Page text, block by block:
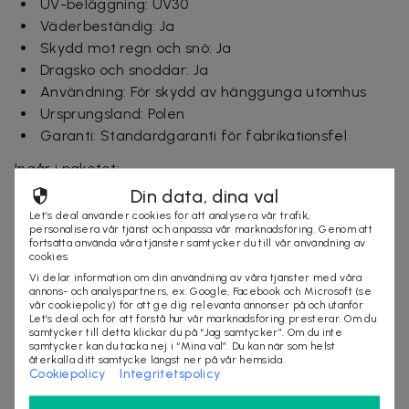
UV-beläggning: UV30
Väderbeständig: Ja
Skydd mot regn och snö: Ja
Dragsko och snoddar: Ja
Användning: För skydd av hänggunga utomhus
Ursprungsland: Polen
Garanti: Standardgaranti för fabrikationsfel
Ingår i paketet:
1 st skyddsöverdrag
1 st fodral
Säljes av
Nordmagasinet.com
Organisationsnummer:556905-5238
Din data, dina val
Let’s deal använder cookies för att analysera vår trafik,
personalisera vår tjänst och anpassa vår marknadsföring. Genom att
fortsätta använda våra tjänster samtycker du till vår användning av
cookies.
Vi delar information om din användning av våra tjänster med våra
annons- och analyspartners, ex. Google, Facebook och Microsoft (se
vår cookiepolicy) för att ge dig relevanta annonser på och utanför
Let’s deal och för att förstå hur vår marknadsföring presterar. Om du
samtycker till detta klickar du på “Jag samtycker”. Om du inte
samtycker kan du tacka nej i “Mina val”. Du kan när som helst
återkalla ditt samtycke längst ner på vår hemsida.
Cookiepolicy Integritetspolicy